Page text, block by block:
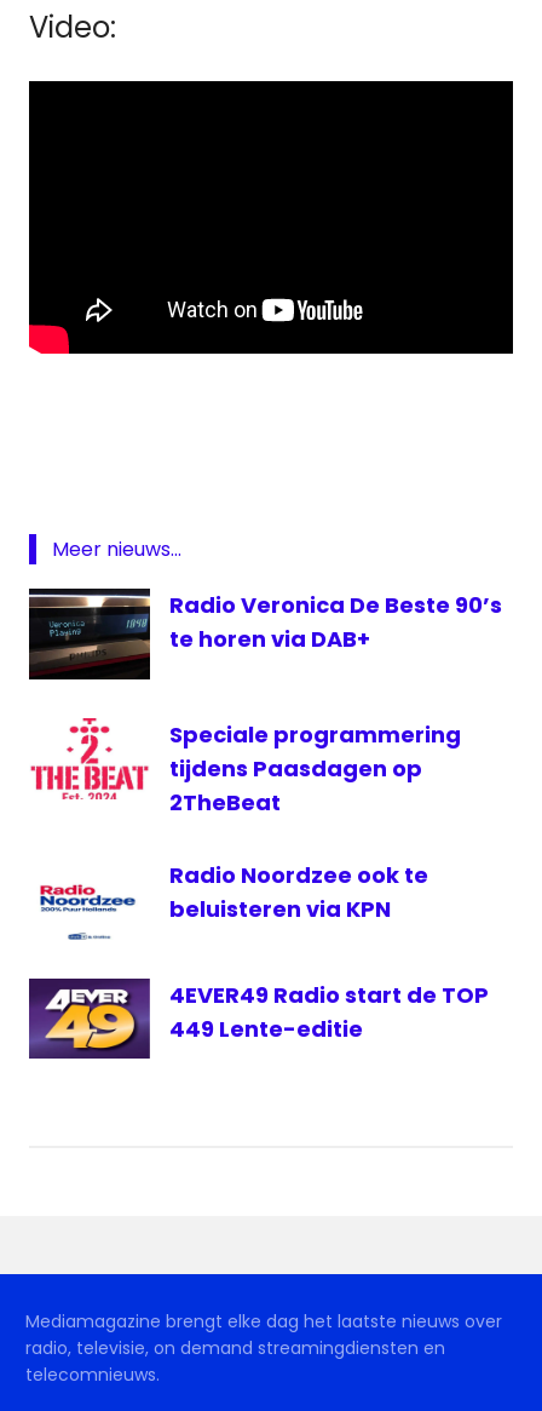
Video:
Joe
70's
Joe
Sven
en
Anke
Meer nieuws...
Radio Veronica De Beste 90’s
te horen via DAB+
Speciale programmering
tijdens Paasdagen op
2TheBeat
Radio Noordzee ook te
beluisteren via KPN
4EVER49 Radio start de TOP
449 Lente-editie
Mediamagazine brengt elke dag het laatste nieuws over
radio, televisie, on demand streamingdiensten en
telecomnieuws.